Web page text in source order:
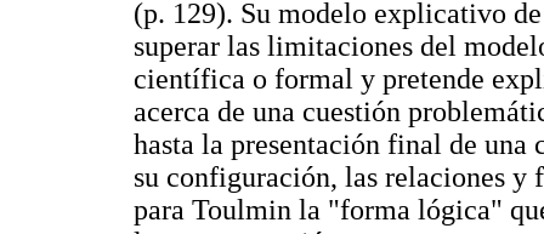
(p. 129). Su modelo explicativo
superar las limitaciones del
científica o formal y pretende
acerca de una cuestión
hasta la presentación final de
su configuración, las relaciones y
para Toulmin la "forma lógica"